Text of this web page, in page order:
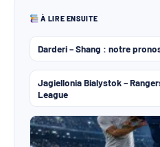
À LIRE ENSUITE
Darderi – Shang : notre
Jagiellonia Bialystok –
League